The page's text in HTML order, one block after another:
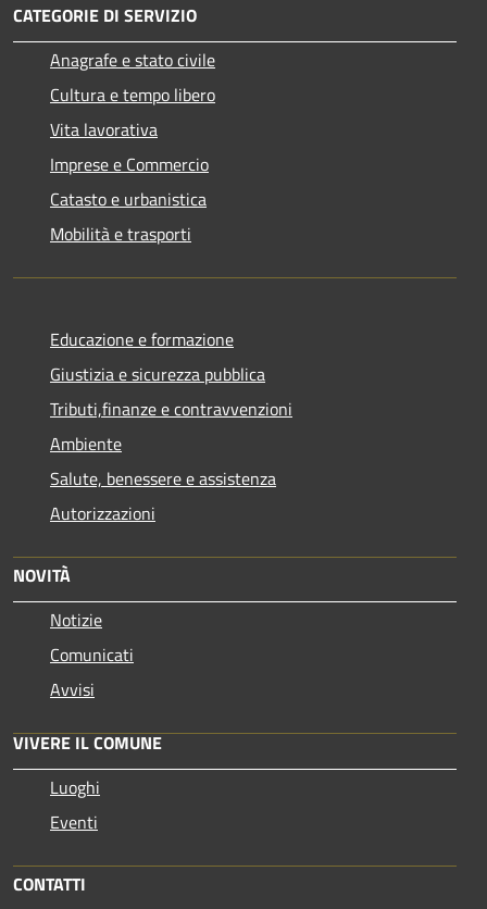
CATEGORIE DI SERVIZIO
Anagrafe e stato civile
Cultura e tempo libero
Vita lavorativa
Imprese e Commercio
Catasto e urbanistica
Mobilità e trasporti
Educazione e formazione
Giustizia e sicurezza pubblica
Tributi,finanze e contravvenzioni
Ambiente
Salute, benessere e assistenza
Autorizzazioni
NOVITÀ
Notizie
Comunicati
Avvisi
VIVERE IL COMUNE
Luoghi
Eventi
CONTATTI